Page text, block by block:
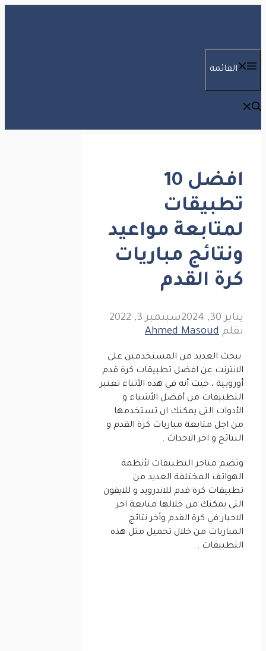
القائمة
افضل 10
تطبيقات
لمتابعة مواعيد
ونتائج مباريات
كرة القدم
يناير 30, 2024
سبتمبر 3, 2022
بقلم Ahmed Masoud
يبحث العديد من المستخدمين على
الانترنت عن افضل تطبيقات كرة قدم
أوروبية ، حيث أنه في هذه الأثناء تعتبر
التطبيقات من أفضل الأشياء و
الأدوات التى يمكنك ان تستخدمها
من اجل متابعة مباريات كرة القدم و
النتائج و اخر الاحداث .
وتضم متاجر التطبيقات لأنظمة
الهواتف المختلفة العديد من
تطبيقات كرة قدم للاندرويد و للايفون
التى يمكنك من خلالها متابعة اخر
الاخبار في كرة القدم وأخر نتائج
المباريات من خلال تحميل مثل هذه
التطبيقات .